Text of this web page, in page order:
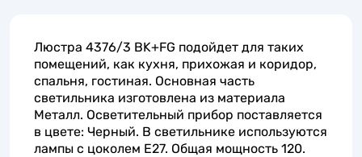
Люстра 4376/3 BK+FG подойдет для таких
помещений, как кухня, прихожая и коридор,
спальня, гостиная. Основная часть
светильника изготовлена из материала
Металл. Осветительный прибор поставляется
в цвете: Черный. В светильнике используются
лампы с цоколем E27. Общая мощность 120.